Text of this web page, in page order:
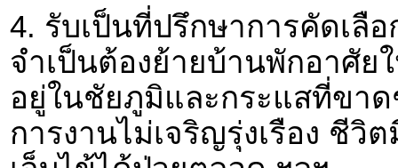
4. รับเป็นที่ปรึกษาการคัดเลื
จำเป็นต้องย้ายบ้านพักอาศัย
อยู่ในชัยภูมิและกระแสที่ขา
การงานไม่เจริญรุ่งเรือง ชีวิ